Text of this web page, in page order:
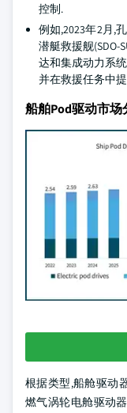
控制.
例如,2023年2月,
潜艇救援舰(SDO-
达和集成动力系
并在救援任务中提
船舶Pod驱动市场
根据类型,船舱驱动
燃气涡轮电舱驱动